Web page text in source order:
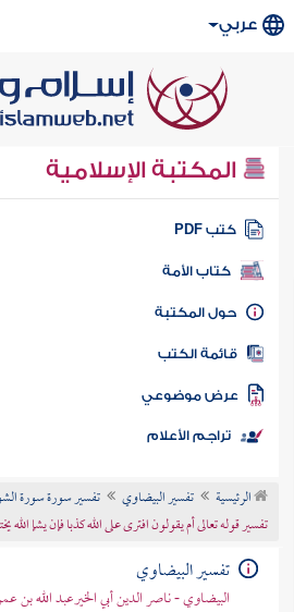
عربي
المكتبة الإسلامية
كتب PDF
كتاب الأمة
المكتبة
الكتب
موضوعي
تراجم الأعلام
الرئيسية تفسير البيضاوي
تفسير سورة سورة
تفسير قوله تعالى أم يقولون افترى على الله كذبا فإن يشإ الله
تفسير البيضاوي
البيضاوي - ناصر الدين أبي الخيرعبد الله بن